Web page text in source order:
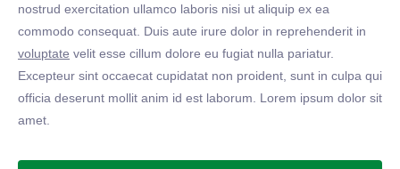
nostrud exercitation ullamco laboris nisi ut aliquip ex ea
commodo consequat. Duis aute irure dolor in reprehenderit in
voluptate velit esse cillum dolore eu fugiat nulla pariatur.
Excepteur sint occaecat cupidatat non proident, sunt in culpa qui
officia deserunt mollit anim id est laborum. Lorem ipsum dolor sit
amet.